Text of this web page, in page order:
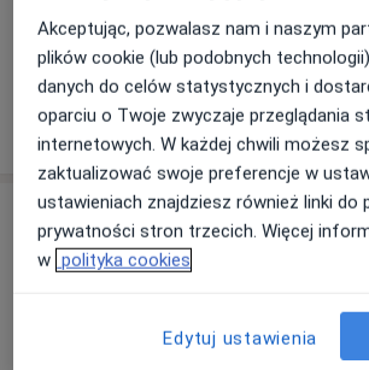
z Chirurgii Ogólnej
1998 – 2000 pracowałem w Szpitalu
Wrocławiu na Oddziale Chirurgii
Onkologicznej
1998 ukończyłem Akademię
Lekarskim we Wrocławiu. Odbyłem
w Szpitalu Kolejowym we Wrocławiu
kierownictwem dr n. med. W. Durka.
Drogi pacjencie, internetowe zapisy
Na ewentualny zabieg umówimy się
Usługi i ceny
Konsultacja chirurgiczna
Akceptując, pozwalasz nam i naszym
plików cookie (lub podobnych
danych do celów statystycznych i
oparciu o Twoje zwyczaje przeglądania
internetowych. W każdej chwili możesz
zaktualizować swoje preferencje w
ustawieniach znajdziesz również linki do
prywatności stron trzecich. Więcej
w polityka cookies
Edytuj ustawienia